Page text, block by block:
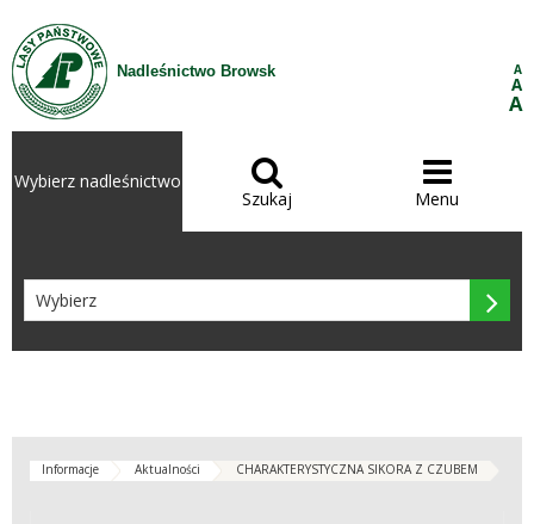
Przejdź do treści
Nadleśnictwo Browsk A
A
A
Wybierz nadleśnictwo 
Szukaj

Menu

Informacje Aktualności CHARAKTERYSTYCZNA SIKORA Z CZUBEM